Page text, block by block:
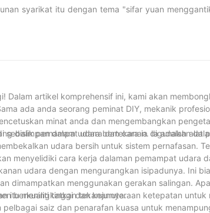
syarikat itu dengan tema "sifar yuan
syarikat pada 2023, dan menantikan fokus
kerja mereka pada tahun 2023.
merasai suasana hangat bersama. Semua
Dalam artikel komprehensif ini, kami akan
ada anda seorang peminat DIY, mekanik
minat anda dan mengembangkan
pemampat udara dan cara ia digunakan
disimpan dalam udara bertekanan. Ia adalah alat
udara bersih untuk sistem pernafasan.
menyelidiki cara kerja dalaman pemampat udara
udara dengan mengurangkan isipadunya. Ini
dimampatkan menggunakan gerakan salingan.
itu meningkatkan tekanannya.
berkualiti tinggi dan kejuruteraan ketepatan untuk
saiz dan penarafan kuasa untuk